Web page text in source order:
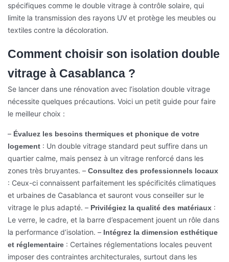
spécifiques comme le double vitrage à contrôle solaire, qui
limite la transmission des rayons UV et protège les meubles ou
textiles contre la décoloration.
Comment choisir son isolation double
vitrage à Casablanca ?
Se lancer dans une rénovation avec l’isolation double vitrage
nécessite quelques précautions. Voici un petit guide pour faire
le meilleur choix :
– Évaluez les besoins thermiques et phonique de votre
logement : Un double vitrage standard peut suffire dans un
quartier calme, mais pensez à un vitrage renforcé dans les
zones très bruyantes. – Consultez des professionnels locaux
: Ceux-ci connaissent parfaitement les spécificités climatiques
et urbaines de Casablanca et sauront vous conseiller sur le
vitrage le plus adapté. – Privilégiez la qualité des matériaux :
Le verre, le cadre, et la barre d’espacement jouent un rôle dans
la performance d’isolation. – Intégrez la dimension esthétique
et réglementaire : Certaines réglementations locales peuvent
imposer des contraintes architecturales, surtout dans les